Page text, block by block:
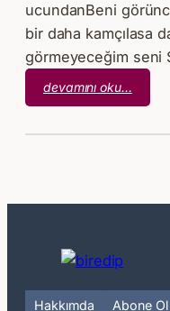
ucundanBeni
bir daha kamçılasa
görmeyeceğim seni
devamını oku…
Hakkımda Abone Ol